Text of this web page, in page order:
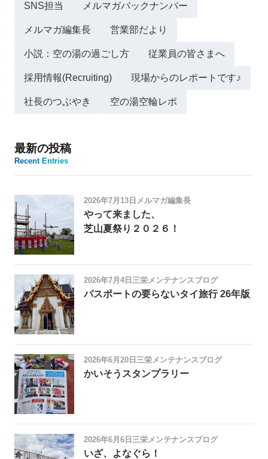
SNS担当 メルマガバックナンバー
メルマガ編集長 営業部だより
小説：空の湯の過ごし方 従業員の皆さまへ
採用情報(Recruiting) 現場からのレポートです♪
社長のつぶやき 空の湯空輪レポ
最新の投稿
Recent Entries
2026年7月13日 メルマガ編集長
やって来ました、
芝山夏祭り２０２６！
2026年7月4日 三栄メンテナンスブログ
パスポートの要らないタイ旅行 26年版
2026年6月20日 三栄メンテナンスブログ
かいそうスタンプラリー
2026年6月6日 三栄メンテナンスブログ
いざ、よなぐら！